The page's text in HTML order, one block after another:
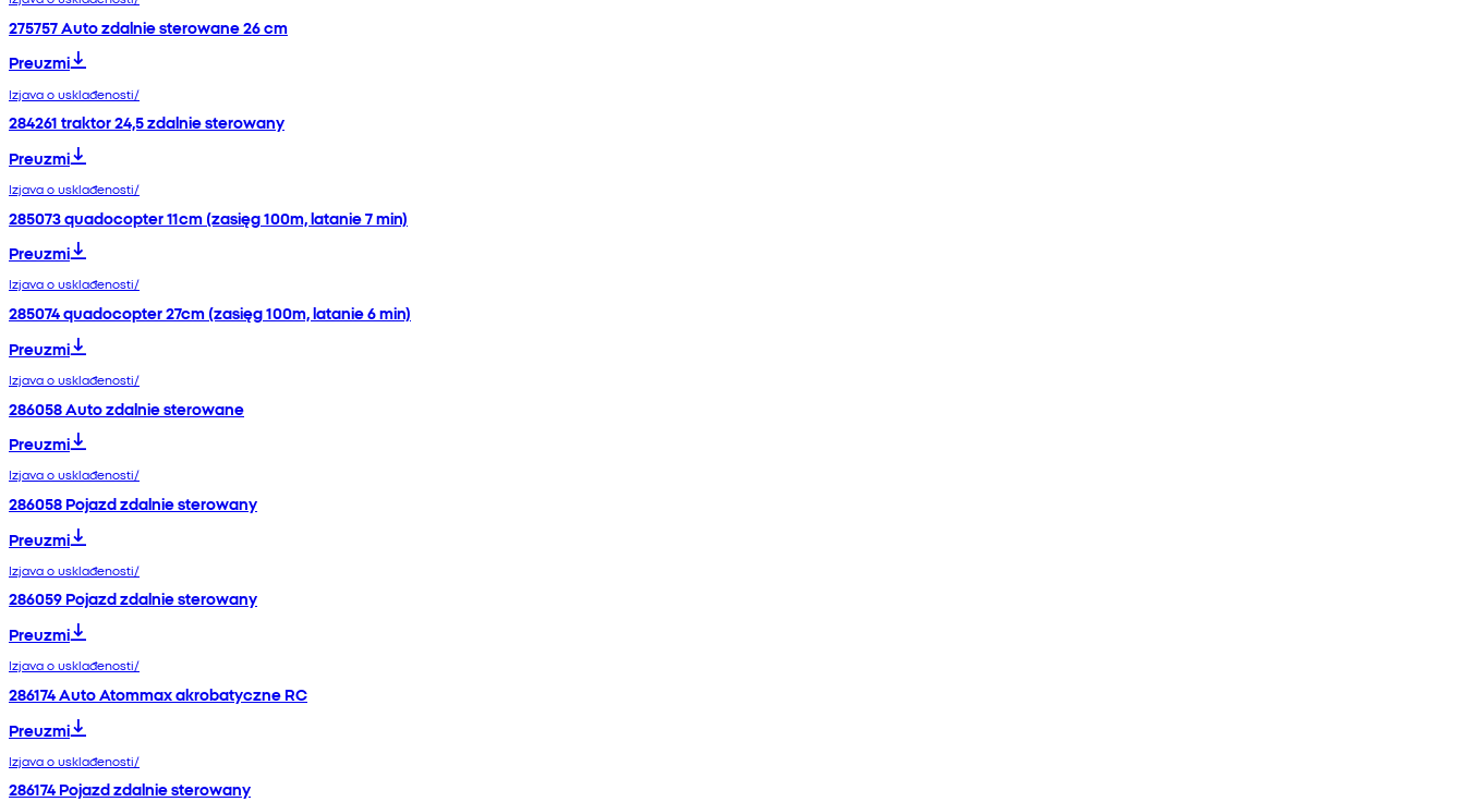
275757 Auto zdalnie sterowane 26 cm
Preuzmi
Izjava o usklađenosti/
284261 traktor 24,5 zdalnie sterowany
Preuzmi
Izjava o usklađenosti/
285073 quadocopter 11cm (zasięg 100m, latanie 7 min)
Preuzmi
Izjava o usklađenosti/
285074 quadocopter 27cm (zasięg 100m, latanie 6 min)
Preuzmi
Izjava o usklađenosti/
286058 Auto zdalnie sterowane
Preuzmi
Izjava o usklađenosti/
286058 Pojazd zdalnie sterowany
Preuzmi
Izjava o usklađenosti/
286059 Pojazd zdalnie sterowany
Preuzmi
Izjava o usklađenosti/
286174 Auto Atommax akrobatyczne RC
Preuzmi
Izjava o usklađenosti/
286174 Pojazd zdalnie sterowany